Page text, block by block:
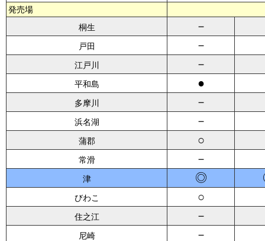
発売場
桐生
－
戸田 －
江戸川 －
平和島 ●
多摩川 －
浜名湖 －
蒲郡 ○
常滑 －
津 ◎
びわこ ○
住之江 －
尼崎 －